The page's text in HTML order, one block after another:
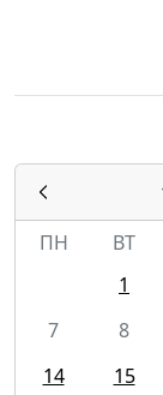
ПН
ВТ
1
7
8
14
15